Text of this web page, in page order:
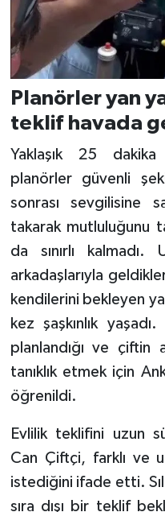
Planörler yan
teklif havada
Yaklaşık 25
planörler güvenli
sonrası sevgilisine
takarak mutluluğunu
da sınırlı
arkadaşlarıyla
kendilerini bekleyen
kez şaşkınlık
planlandığı ve çiftin
tanıklık etmek için
öğrenildi.
Evlilik teklifini uzun
Can Çiftçi, farklı ve
istediğini ifade etti.
sıra dışı bir teklif